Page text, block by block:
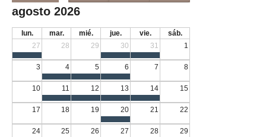
agosto 2026
lun. mar. mié. jue. vie.
sáb.
27
28 29 30 31 1
3 4 5 6 7 8
10 11 12 13 14 15
17 18 19 20 21 22
24 25 26 27 28 29